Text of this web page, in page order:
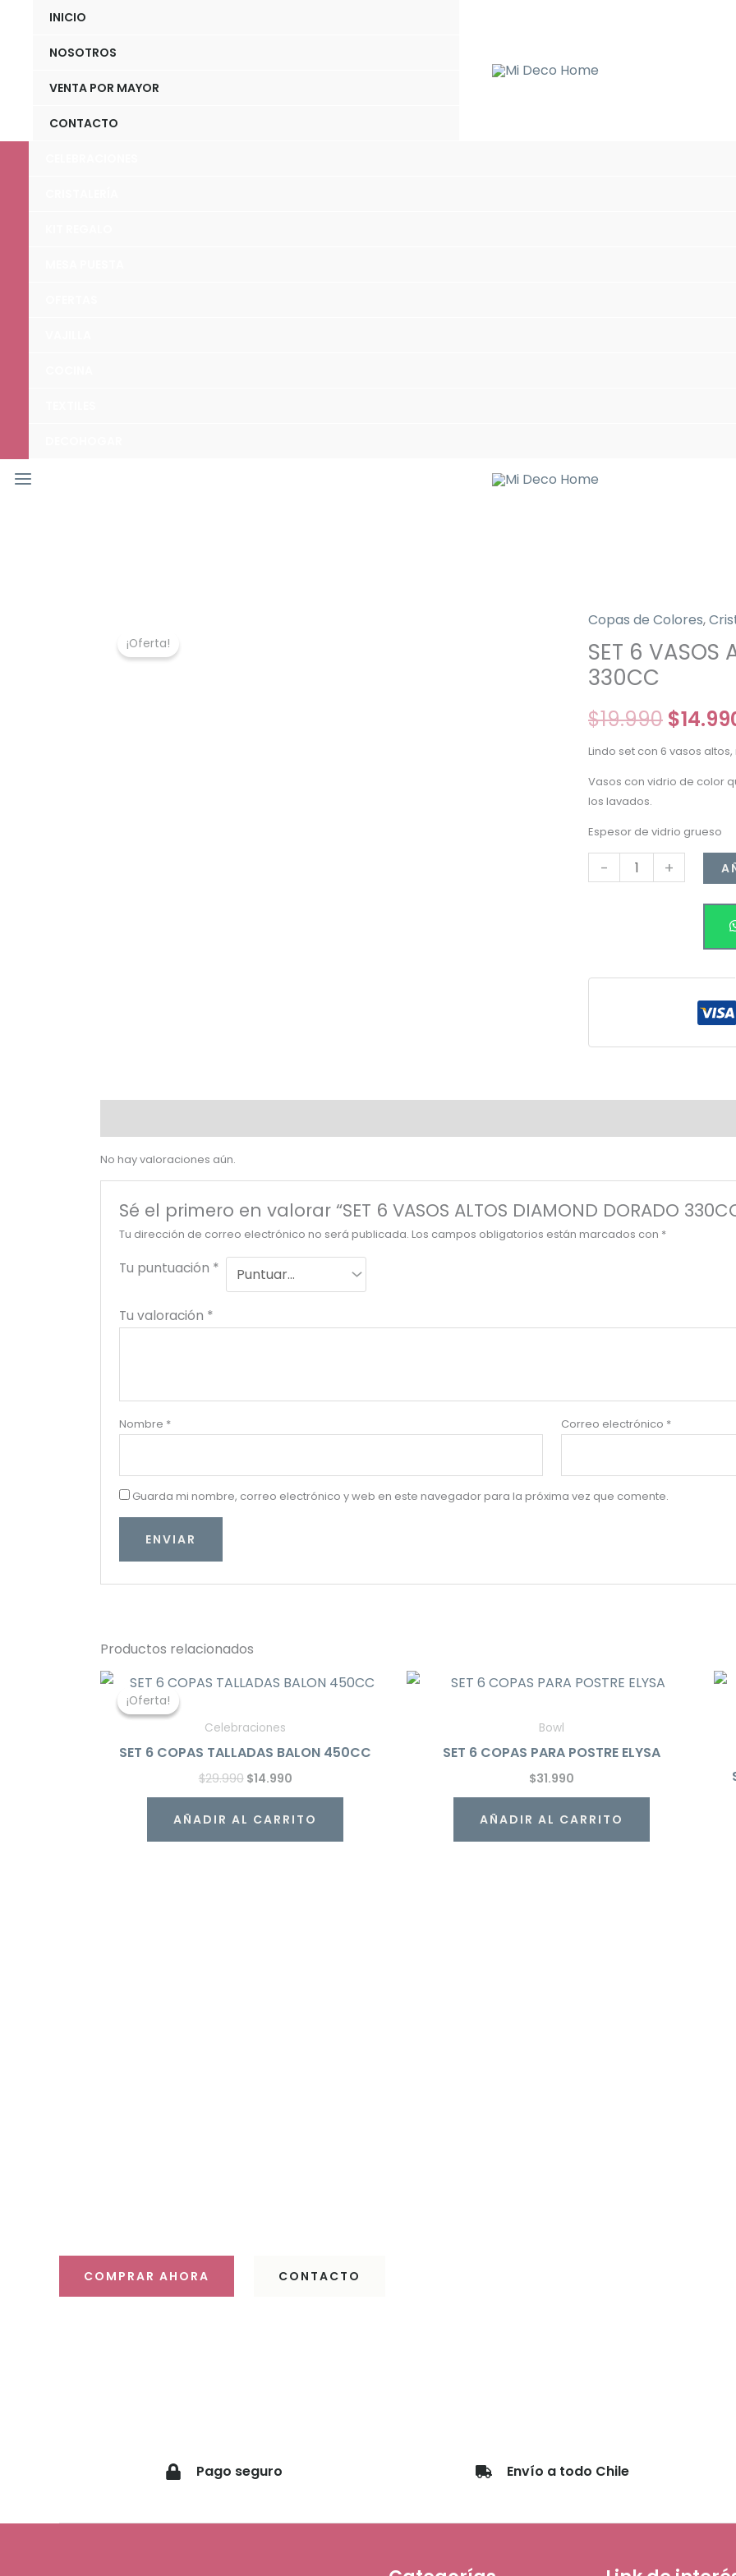
contenido
INICIO
NOSOTROS
VENTA POR MAYOR
CONTACTO
¡Oferta!
Copas de Colores,
SET 6 VASOS
330CC
$19.990
El
precio
$
Lindo set con 6 vasos
Vasos con vidrio de color
los lavados.
Espesor de vidrio grueso
-
SET
6
VASOS
DIAMOND
DORADO
cantidad
+
No hay valoraciones aún.
Sé el primero en valorar “SET 6 VASOS ALTOS DIAMOND DORADO
Tu dirección de correo electrónico no será publicada. Los campos obligatorios están marcados con *
Tu puntuación *
Tu valoración *
Nombre * Correo electrónico *
Guarda mi nombre, correo electrónico y web en este navegador para la próxima vez que comente.
Productos relacionados
¡Oferta!
¡Oferta!
Celebraciones
SET 6 COPAS TALLADAS BALON 450CC
$29.990
El
precio
era:
$29.990.
$14.990
El
precio
AÑADIR AL CARRITO
Bowl
SET 6 COPAS PARA POSTRE ELYSA
$31.990
AÑADIR AL CARRITO
COMPRAR AHORA CONTACTO
Pago seguro Envío a todo Chile